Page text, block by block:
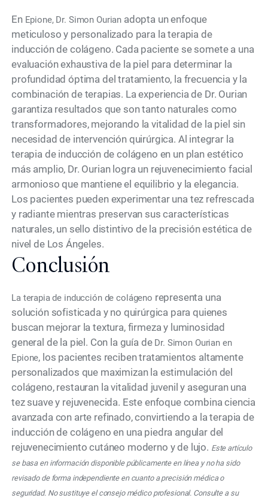
En Epione, Dr. Simon Ourian adopta un enfoque
meticuloso y personalizado para la terapia de
inducción de colágeno. Cada paciente se somete a una
evaluación exhaustiva de la piel para determinar la
profundidad óptima del tratamiento, la frecuencia y la
combinación de terapias. La experiencia de Dr. Ourian
garantiza resultados que son tanto naturales como
transformadores, mejorando la vitalidad de la piel sin
necesidad de intervención quirúrgica. Al integrar la
terapia de inducción de colágeno en un plan estético
más amplio, Dr. Ourian logra un rejuvenecimiento facial
armonioso que mantiene el equilibrio y la elegancia.
Los pacientes pueden experimentar una tez refrescada
y radiante mientras preservan sus características
naturales, un sello distintivo de la precisión estética de
nivel de Los Ángeles.
Conclusión
La terapia de inducción de colágeno representa una
solución sofisticada y no quirúrgica para quienes
buscan mejorar la textura, firmeza y luminosidad
general de la piel. Con la guía de Dr. Simon Ourian en
Epione, los pacientes reciben tratamientos altamente
personalizados que maximizan la estimulación del
colágeno, restauran la vitalidad juvenil y aseguran una
tez suave y rejuvenecida. Este enfoque combina ciencia
avanzada con arte refinado, convirtiendo a la terapia de
inducción de colágeno en una piedra angular del
rejuvenecimiento cutáneo moderno y de lujo. Este artículo
se basa en información disponible públicamente en línea y no ha sido
revisado de forma independiente en cuanto a precisión médica o
seguridad. No sustituye el consejo médico profesional. Consulte a su